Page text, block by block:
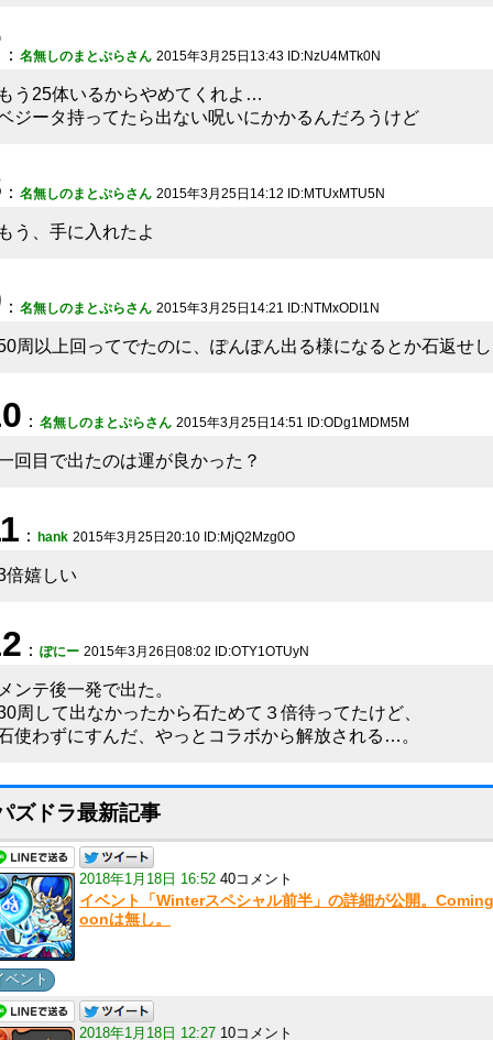
： 名無しのまとぷらさん 2015年3月25日13:43 ID:NzU4MTk0N
う25体いるからやめてくれよ…
ジータ持ってたら出ない呪いにかかるんだろうけど
： 名無しのまとぷらさん 2015年3月25日14:12 ID:MTUxMTU5N
う、手に入れたよ
： 名無しのまとぷらさん 2015年3月25日14:21 ID:NTMxODI1N
周以上回ってでたのに、ぽんぽん出る様になるとか石返せし
： 名無しのまとぷらさん 2015年3月25日14:51 ID:ODg1MDM5M
回目で出たのは運が良かった？
： hank 2015年3月25日20:10 ID:MjQ2Mzg0O
倍嬉しい
： ぽにー 2015年3月26日08:02 ID:OTY1OTUyN
ンテ後一発で出た。
周して出なかったから石ためて３倍待ってたけど、
使わずにすんだ、やっとコラボから解放される…。
ズドラ最新記事
2018年1月18日 16:52 40コメント
イベント「Winterスペシャル前半」の詳細が公開。
oonは無し。
ベント
2018年1月18日 12:27 10コメント